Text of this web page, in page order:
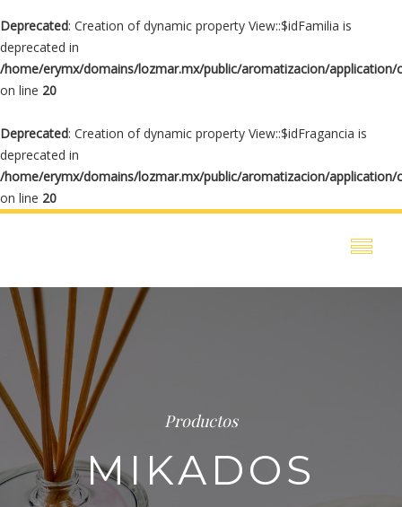
Deprecated: Creation of dynamic property View::$idFamilia is
deprecated in
/home/erymx/domains/lozmar.mx/public/aromatizacion/application/
on line 20
Deprecated: Creation of dynamic property View::$idFragancia is
deprecated in
/home/erymx/domains/lozmar.mx/public/aromatizacion/application/
on line 20
Productos
MIKADOS